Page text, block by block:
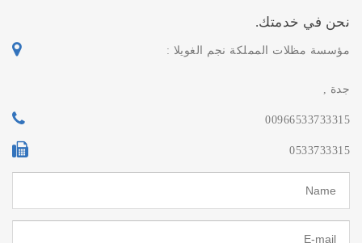
نحن في خدمتك.
مؤسسة مظلات المملكة نجم الغويلا :
جدة ,
00966533733315
0533733315